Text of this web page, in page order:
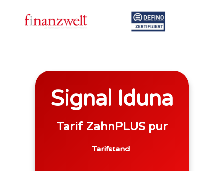
Signal Iduna
Tarif ZahnPLUS pur
Tarifstand